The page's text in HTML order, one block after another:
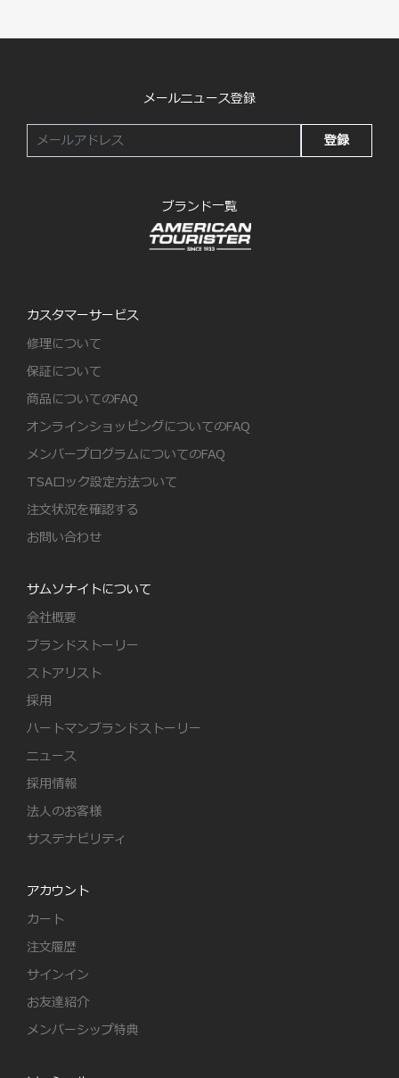
メールニュース登録
登録
ブランド一覧
カスタマーサービス
修理について
保証について
商品についてのFAQ
オンラインショッピングについてのFAQ
メンバープログラムについてのFAQ
TSAロック設定方法ついて
注文状況を確認する
お問い合わせ
サムソナイトについて
会社概要
ブランドストーリー
ストアリスト
採用
ハートマンブランドストーリー
ニュース
採用情報
法人のお客様
サステナビリティ
アカウント
カート
注文履歴
サインイン
お友達紹介
メンバーシップ特典